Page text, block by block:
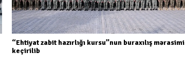
“Ehtiyat zabit hazırlığı kursu”nun buraxılış mərasimi
keçirilib